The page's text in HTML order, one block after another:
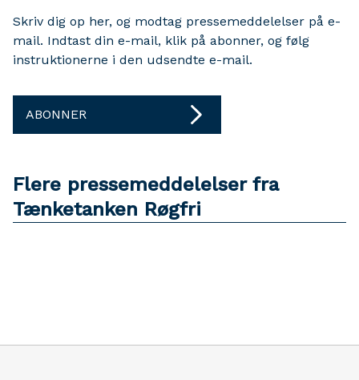
Skriv dig op her, og modtag pressemeddelelser på e-
mail. Indtast din e-mail, klik på abonner, og følg
instruktionerne i den udsendte e-mail.
ABONNER
Flere pressemeddelelser fra
Tænketanken Røgfri